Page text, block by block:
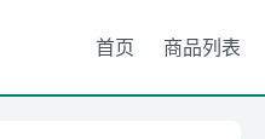
首页 商品列表